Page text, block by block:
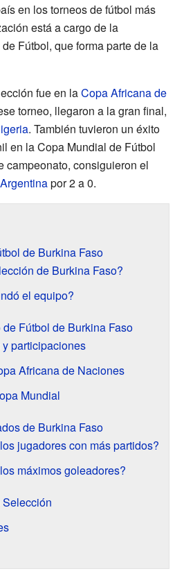
en los torneos de fútbol más
está a cargo de la
Fútbol, que forma parte de la
fue en laCopa Africana de
torneo, llegaron a la gran final,
. También tuvieron un éxito
en la Copa Mundial de Fútbol
campeonato, consiguieron el
Argentinapor 2 a 0.
de Burkina Faso
de Burkina Faso?
el equipo?
Fútbol de Burkina Faso
participaciones
Africana de Naciones
Mundial
de Burkina Faso
jugadores con más partidos?
máximos goleadores?